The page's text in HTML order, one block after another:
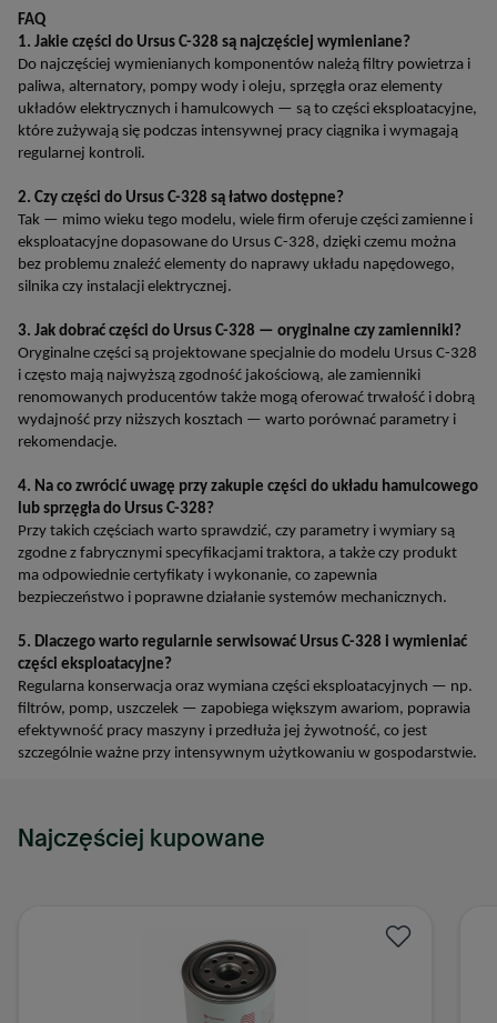
FAQ
1. Jakie części do Ursus C-328 są najczęściej wymieniane?
Do najczęściej wymienianych komponentów należą filtry powietrza i
paliwa, alternatory, pompy wody i oleju, sprzęgła oraz elementy
układów elektrycznych i hamulcowych — są to części eksploatacyjne,
które zużywają się podczas intensywnej pracy ciągnika i wymagają
regularnej kontroli.
2. Czy części do Ursus C-328 są łatwo dostępne?
Tak — mimo wieku tego modelu, wiele firm oferuje części zamienne i
eksploatacyjne dopasowane do Ursus C-328, dzięki czemu można
bez problemu znaleźć elementy do naprawy układu napędowego,
silnika czy instalacji elektrycznej.
3. Jak dobrać części do Ursus C-328 — oryginalne czy zamienniki?
Oryginalne części są projektowane specjalnie do modelu Ursus C-328
i często mają najwyższą zgodność jakościową, ale zamienniki
renomowanych producentów także mogą oferować trwałość i dobrą
wydajność przy niższych kosztach — warto porównać parametry i
rekomendacje.
4. Na co zwrócić uwagę przy zakupie części do układu hamulcowego
lub sprzęgła do Ursus C-328?
Przy takich częściach warto sprawdzić, czy parametry i wymiary są
zgodne z fabrycznymi specyfikacjami traktora, a także czy produkt
ma odpowiednie certyfikaty i wykonanie, co zapewnia
bezpieczeństwo i poprawne działanie systemów mechanicznych.
5. Dlaczego warto regularnie serwisować Ursus C-328 i wymieniać
części eksploatacyjne?
Regularna konserwacja oraz wymiana części eksploatacyjnych — np.
filtrów, pomp, uszczelek — zapobiega większym awariom, poprawia
efektywność pracy maszyny i przedłuża jej żywotność, co jest
szczególnie ważne przy intensywnym użytkowaniu w gospodarstwie.
Najczęściej kupowane